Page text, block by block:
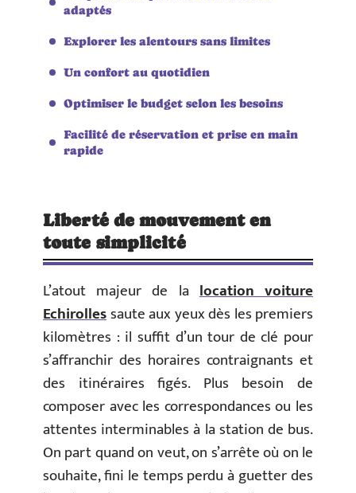
adaptés
Explorer les alentours sans limites
Un confort au quotidien
Optimiser le budget selon les besoins
Facilité de réservation et prise en main
rapide
Liberté de mouvement en
toute simplicité
L’atout majeur de lalocation voiture
Echirollessaute aux yeux dès les premiers
kilomètres : il suffit d’un tour de clé pour
s’affranchir des horaires contraignants et
des itinéraires figés. Plus besoin de
composer avec les correspondances ou les
attentes interminables à la station de bus.
On part quand on veut, on s’arrête où on le
souhaite, fini le temps perdu à guetter des